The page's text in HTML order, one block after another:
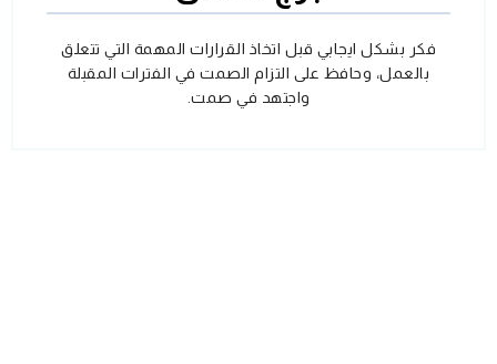
فكر بشكل ايجابي قبل اتخاذ القرارات المهمة التي تتعلق
بالعمل، وحافظ على التزام الصمت في الفترات المقبلة
واجتهد في صمت.